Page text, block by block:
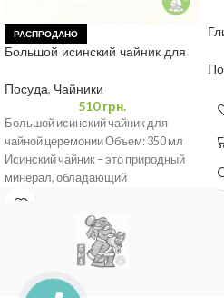
РАСПРОДАНО
Большой исинский чайник для
Посуда, Чайники
510грн.
Большой исинский чайник для
чайной церемонии Объем: 350 мл
Исинский чайник – это природный
минерал, обладающий
уникальными свойствами и